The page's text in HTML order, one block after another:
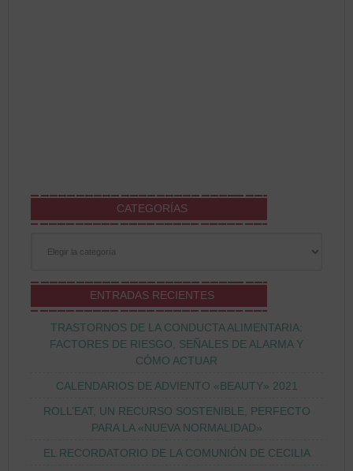
CATEGORÍAS
ENTRADAS RECIENTES
TRASTORNOS DE LA CONDUCTA ALIMENTARIA:
FACTORES DE RIESGO, SEÑALES DE ALARMA Y
CÓMO ACTUAR
CALENDARIOS DE ADVIENTO «BEAUTY» 2021
ROLL’EAT, UN RECURSO SOSTENIBLE, PERFECTO
PARA LA «NUEVA NORMALIDAD»
EL RECORDATORIO DE LA COMUNIÓN DE CECILIA